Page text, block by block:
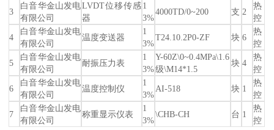
3
白音华金山发电
有限公司
LVDT位移传感
器
1
3%
4000TD/0~200 支 2
热
控
4
白音华金山发电
有限公司
温度变送器
1
3%
T24.10.2P0-ZF 块 6
热
控
5
白音华金山发电
有限公司
耐振压力表
1
3%
Y-60Z\0~0.4MPa\1.6
级\M14*1.5
块 4
热
控
6
白音华金山发电
有限公司
温度控制仪
1
3%
AI-518 块 1
热
控
7
白音华金山发电
有限公司
称重显示仪表
1
3%
\CHB-CH 台 1
热
控